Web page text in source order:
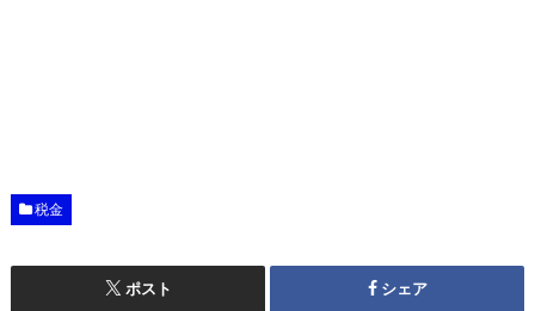
税金
ポスト シェア